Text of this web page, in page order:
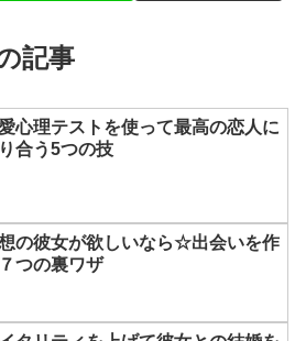
記事
心理テストを使って最高の恋人に
合う5つの技
の彼女が欲しいなら☆出会いを作
つの裏ワザ